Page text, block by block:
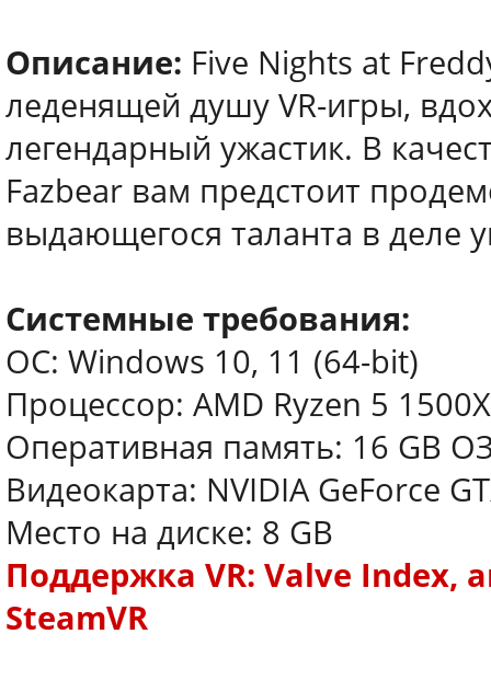
Описание: Five Nights at
леденящей душу VR-игры,
легендарный ужастик. В
Fazbear вам предстоит
выдающегося таланта в деле
Системные требования:
ОС: Windows 10, 11 (64-bit)
Процессор: AMD Ryzen 5
Оперативная память: 16 GB
Видеокарта: NVIDIA GeForce
Место на диске: 8 GB
Поддержка VR: Valve Index,
SteamVR